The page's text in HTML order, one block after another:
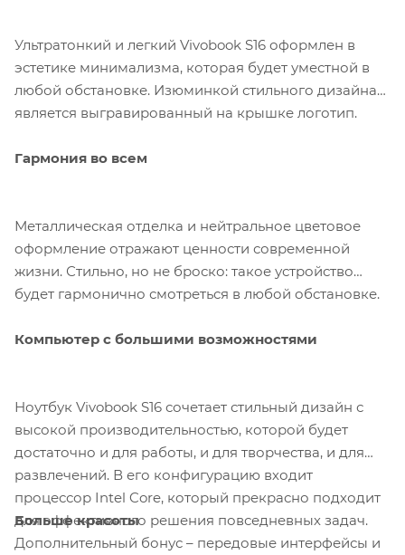
Ультратонкий и легкий Vivobook S16 оформлен в
эстетике минимализма, которая будет уместной в
любой обстановке. Изюминкой стильного дизайна
является выгравированный на крышке логотип.
Гармония во всем
Металлическая отделка и нейтральное цветовое
оформление отражают ценности современной
жизни. Стильно, но не броско: такое устройство
будет гармонично смотреться в любой обстановке.
Компьютер с большими возможностями
Ноутбук Vivobook S16 сочетает стильный дизайн с
высокой производительностью, которой будет
достаточно и для работы, и для творчества, и для
развлечений. В его конфигурацию входит
процессор Intel Core, который прекрасно подходит
для эффективного решения повседневных задач.
Дополнительный бонус – передовые интерфейсы и
Больше красоты